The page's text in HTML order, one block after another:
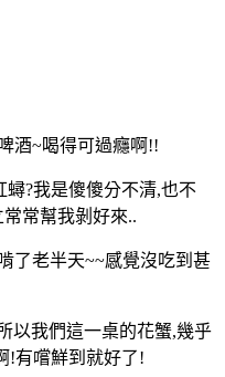
酒~喝得可過癮啊!!
蟳?我是傻傻分不清,也不
常幫我剝好來..
了老半天~~感覺沒吃到甚
以我們這一桌的花蟹,幾乎
!有嚐鮮到就好了!